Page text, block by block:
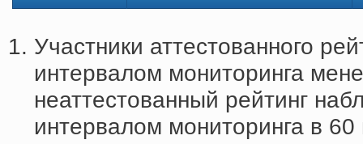
Участники аттестованного
интервалом мониторинга
неаттестованный рейтинг
интервалом мониторинга в 60